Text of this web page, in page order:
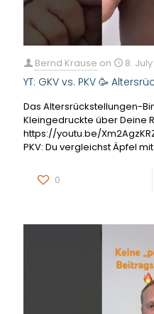
Bernd Krause on 8.
YT: GKV vs. PKV 🥳
Das Altersrückstellungen-
Kleingedruckte über Deine
https://youtu.be/
PKV: Du vergleichst Äpfel
0